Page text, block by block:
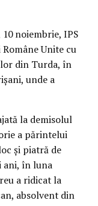
noiembrie, IPS
Unite cu
din Turda, în
unde a
la demisolul
a părintelui
şi piatră de
ani, în luna
a ridicat la
absolvent din